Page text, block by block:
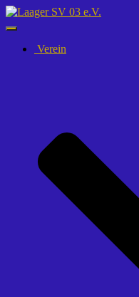
Navigation
umschalten
Verein